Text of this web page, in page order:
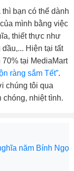
bạn có thể dành
mình bằng việc
thiết thực như
Hiện tại tất
tại MediaMart
ràng sắm Tết”.
chúng tôi qua
nhiệt tình.
năm Bính Ngọ